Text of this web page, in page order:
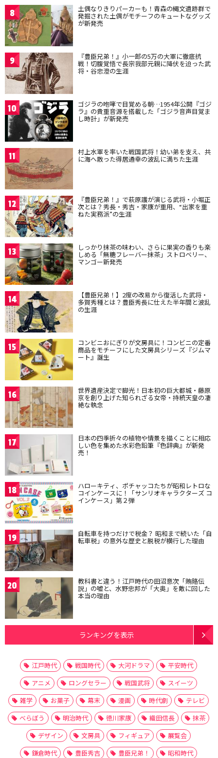
8 土偶なりきりパーカーも！青森の縄文遺跡群で
発掘された土偶がモチーフのキュートなグッズ
が新発売
9 『豊臣兄弟！』小一郎の5万の大軍に徹底抗
戦！切腹覚悟で長宗我部元親に降伏を迫った武
将・谷忠澄の生涯
10 ゴジラの咆哮で目覚める朝…1954年公開『ゴジ
ラ』の貴重音源を搭載した「ゴジラ音声目覚ま
し時計」が新発売
11 村上水軍を率いた戦国武将！幼い弟を支え、共
に海へ散った得居通幸の波乱に満ちた生涯
12 『豊臣兄弟！』で萩原護が演じる武将・小堀正
次とは？秀長・秀吉・家康が重用、“出家を重
ねた実務派”の生涯
13 しっかり抹茶の味わい、さらに果実の香りも楽
しめる「無糖フレーバー抹茶」ストロベリー、
マンゴー新発売
14 【豊臣兄弟！】2度の改易から復活した武将・
多賀秀種とは？豊臣秀長に仕えた半年間と波乱
の生涯
15 コンビニおにぎりが文房具に！コンビニの定番
商品をモチーフにした文房具シリーズ『ジムマ
ート』誕生
16 世界遺産決定で脚光！日本初の巨大都城・藤原
京を創り上げた知られざる女帝・持統天皇の凄
絶な執念
17 日本の四季折々の植物や情景を描くことに相応
しい色を集めた水彩色鉛筆『色辞典』が新発
売！
18 ハローキティ、ポチャッコたちが昭和レトロな
コインケースに！「サンリオキャラクターズ コ
インケース」第２弾
19 自転車を持つだけで税金？ 昭和まで続いた「自
転車税」の意外な歴史と脱税が横行した理由
20 教科書と違う！江戸時代の田沼意次「賄賂伝
説」の嘘と、水野忠邦が「大奥」を敵に回した
本当の理由
ランキングを表示
江戸時代 戦国時代 大河ドラマ
平安時代
アニメ
ロングセラー 戦国武将
スイーツ
雑学
お菓子 幕末 漫画 時代劇
テレビ
べらぼう
明治時代 徳川家康 織田信長
抹茶
デザイン
文房具 フィギュア
展覧会
鎌倉時代
豊臣秀吉 豊臣兄弟！
昭和時代